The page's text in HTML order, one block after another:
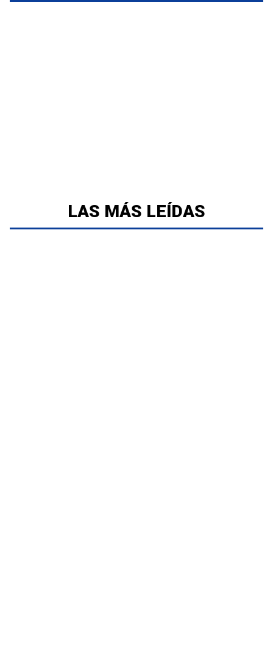
LAS MÁS LEÍDAS